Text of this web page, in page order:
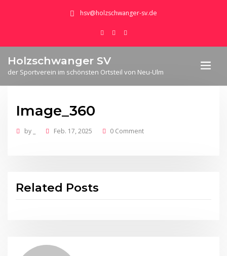
hsv@holzschwanger-sv.de
Holzschwanger SV
der Sportverein im schönsten Ortsteil von Neu-Ulm
Image_360
by Feb. 17, 2025 0 Comment
Related Posts